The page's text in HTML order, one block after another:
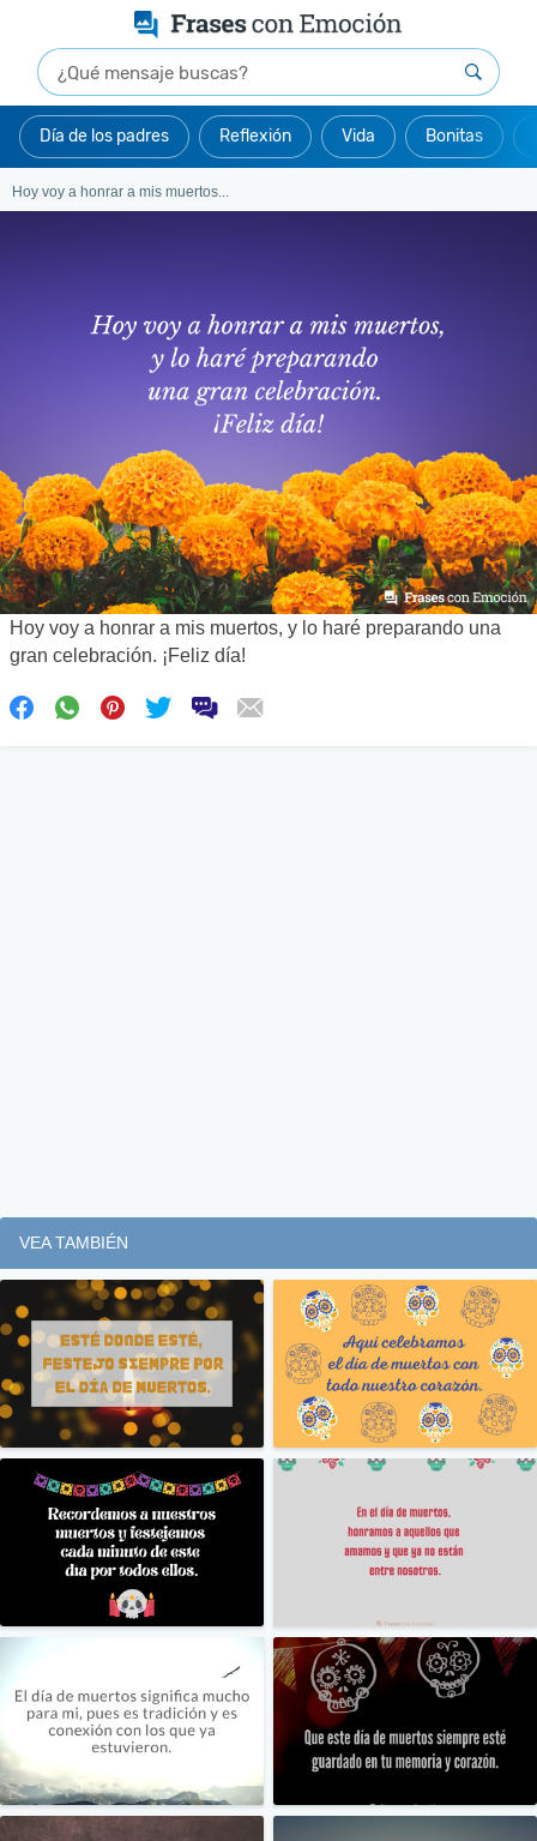
Día de los padres Reflexión Vida Bonitas
Hoy voy a honrar a mis muertos...
Hoy voy a honrar a mis muertos, y lo haré preparando una
gran celebración. ¡Feliz día!
VEA TAMBIÉN